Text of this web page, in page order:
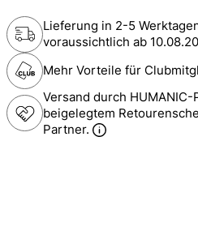
Lieferung in 2-5
voraussichtlich ab
Mehr Vorteile für
Versand durch
beigelegtem
Partner.